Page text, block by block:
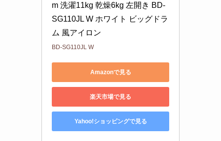
m 洗濯11kg 乾燥6kg 左開き BD-
SG110JL W ホワイト ビッグドラ
ム 風アイロン
BD-SG110JL W
Amazonで見る
楽天市場で見る
Yahoo!ショッピングで見る